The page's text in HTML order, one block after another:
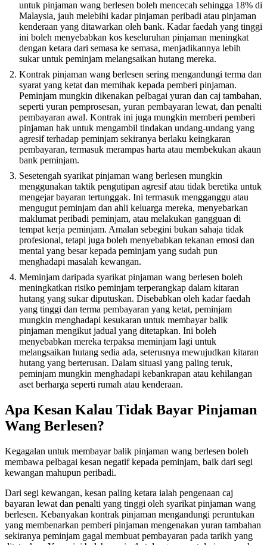
untuk pinjaman wang berlesen boleh mencecah sehingga 18% di
Malaysia, jauh melebihi kadar pinjaman peribadi atau pinjaman
kenderaan yang ditawarkan oleh bank. Kadar faedah yang tinggi
ini boleh menyebabkan kos keseluruhan pinjaman meningkat
dengan ketara dari semasa ke semasa, menjadikannya lebih
sukar untuk peminjam melangsaikan hutang mereka.
Kontrak pinjaman wang berlesen sering mengandungi terma dan
syarat yang ketat dan memihak kepada pemberi pinjaman.
Peminjam mungkin dikenakan pelbagai yuran dan caj tambahan,
seperti yuran pemprosesan, yuran pembayaran lewat, dan penalti
pembayaran awal. Kontrak ini juga mungkin memberi pemberi
pinjaman hak untuk mengambil tindakan undang-undang yang
agresif terhadap peminjam sekiranya berlaku keingkaran
pembayaran, termasuk merampas harta atau membekukan akaun
bank peminjam.
Sesetengah syarikat pinjaman wang berlesen mungkin
menggunakan taktik pengutipan agresif atau tidak beretika untuk
mengejar bayaran tertunggak. Ini termasuk mengganggu atau
mengugut peminjam dan ahli keluarga mereka, menyebarkan
maklumat peribadi peminjam, atau melakukan gangguan di
tempat kerja peminjam. Amalan sebegini bukan sahaja tidak
profesional, tetapi juga boleh menyebabkan tekanan emosi dan
mental yang besar kepada peminjam yang sudah pun
menghadapi masalah kewangan.
Meminjam daripada syarikat pinjaman wang berlesen boleh
meningkatkan risiko peminjam terperangkap dalam kitaran
hutang yang sukar diputuskan. Disebabkan oleh kadar faedah
yang tinggi dan terma pembayaran yang ketat, peminjam
mungkin menghadapi kesukaran untuk membayar balik
pinjaman mengikut jadual yang ditetapkan. Ini boleh
menyebabkan mereka terpaksa meminjam lagi untuk
melangsaikan hutang sedia ada, seterusnya mewujudkan kitaran
hutang yang berterusan. Dalam situasi yang paling teruk,
peminjam mungkin menghadapi kebankrapan atau kehilangan
aset berharga seperti rumah atau kenderaan.
Apa Kesan Kalau Tidak Bayar Pinjaman
Wang Berlesen?
Kegagalan untuk membayar balik pinjaman wang berlesen boleh
membawa pelbagai kesan negatif kepada peminjam, baik dari segi
kewangan mahupun peribadi.
Dari segi kewangan, kesan paling ketara ialah pengenaan caj
bayaran lewat dan penalti yang tinggi oleh syarikat pinjaman wang
berlesen. Kebanyakan kontrak pinjaman mengandungi peruntukan
yang membenarkan pemberi pinjaman mengenakan yuran tambahan
sekiranya peminjam gagal membuat pembayaran pada tarikh yang